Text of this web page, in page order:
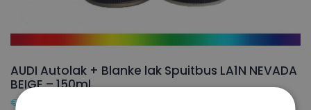
AUDI Autolak + Blanke lak Spuitbus LA1N NEVADA
BEIGE – 150ml
€